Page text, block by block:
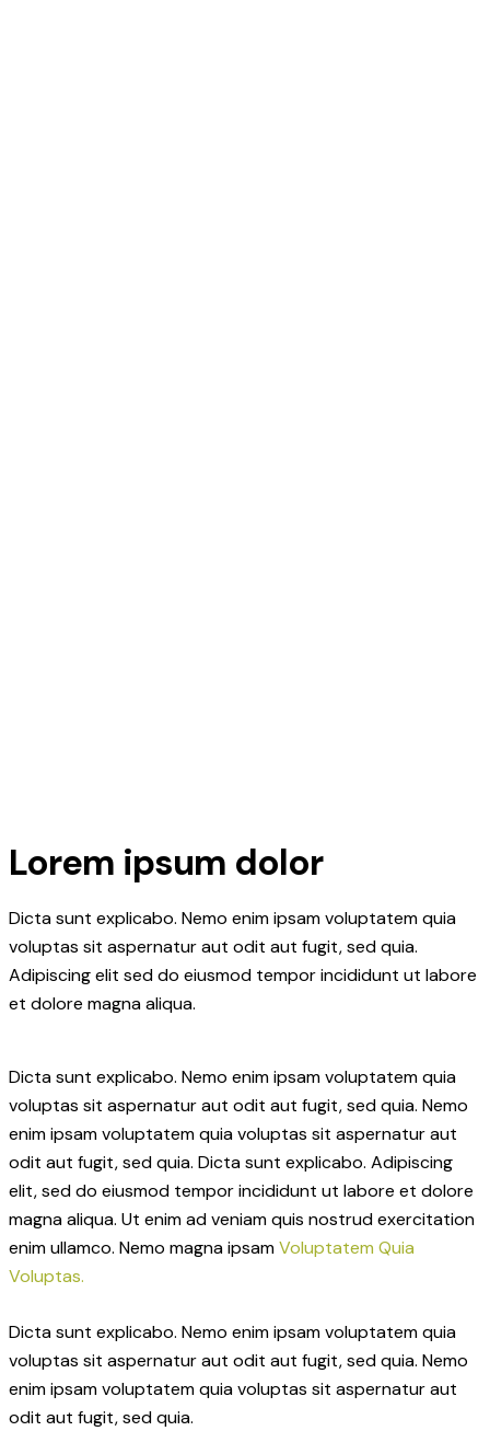
Lorem ipsum dolor
Dicta sunt explicabo. Nemo enim ipsam voluptatem quia
voluptas sit aspernatur aut odit aut fugit, sed quia.
Adipiscing elit sed do eiusmod tempor incididunt ut labore
et dolore magna aliqua.
Dicta sunt explicabo. Nemo enim ipsam voluptatem quia
voluptas sit aspernatur aut odit aut fugit, sed quia. Nemo
enim ipsam voluptatem quia voluptas sit aspernatur aut
odit aut fugit, sed quia. Dicta sunt explicabo. Adipiscing
elit, sed do eiusmod tempor incididunt ut labore et dolore
magna aliqua. Ut enim ad veniam quis nostrud exercitation
enim ullamco. Nemo magna ipsamVoluptatem Quia
Voluptas.
Dicta sunt explicabo. Nemo enim ipsam voluptatem quia
voluptas sit aspernatur aut odit aut fugit, sed quia. Nemo
enim ipsam voluptatem quia voluptas sit aspernatur aut
odit aut fugit, sed quia.